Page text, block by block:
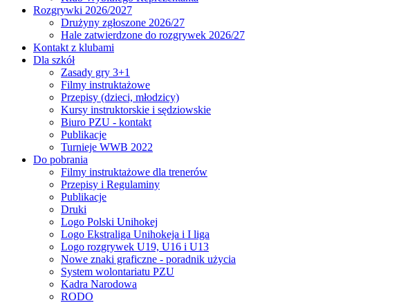
Rozgrywki 2026/2027
Drużyny zgłoszone 2026/27
Hale zatwierdzone do rozgrywek 2026/27
Kontakt z klubami
Dla szkół
Zasady gry 3+1
Filmy instruktażowe
Przepisy (dzieci, młodzicy)
Kursy instruktorskie i sędziowskie
Biuro PZU - kontakt
Publikacje
Turnieje WWB 2022
Do pobrania
Filmy instruktażowe dla trenerów
Przepisy i Regulaminy
Publikacje
Druki
Logo Polski Unihokej
Logo Ekstraliga Unihokeja i I liga
Logo rozgrywek U19, U16 i U13
Nowe znaki graficzne - poradnik użycia
System wolontariatu PZU
Kadra Narodowa
RODO